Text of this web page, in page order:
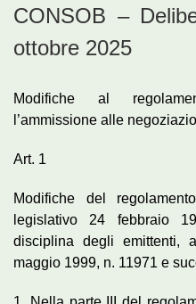
CONSOB –
ottobre 2025
Modifiche al
l’ammissione alle
Art. 1
Modifiche del
legislativo 24 febbraio
disciplina degli emittenti,
maggio 1999, n. 11971 e